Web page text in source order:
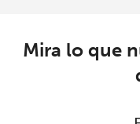
Mira lo que